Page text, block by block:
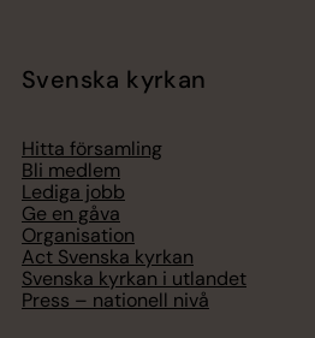
Svenska kyrkan
Hitta församling
Bli medlem
Lediga jobb
Ge en gåva
Organisation
Act Svenska kyrkan
Svenska kyrkan i utlandet
Press – nationell nivå